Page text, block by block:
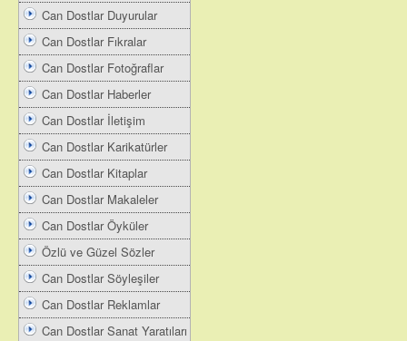
Can Dostlar Duyurular
Can Dostlar Fıkralar
Can Dostlar Fotoğraflar
Can Dostlar Haberler
Can Dostlar İletişim
Can Dostlar Karikatürler
Can Dostlar Kitaplar
Can Dostlar Makaleler
Can Dostlar Öyküler
Özlü ve Güzel Sözler
Can Dostlar Söyleşiler
Can Dostlar Reklamlar
Can Dostlar Sanat Yaratıları